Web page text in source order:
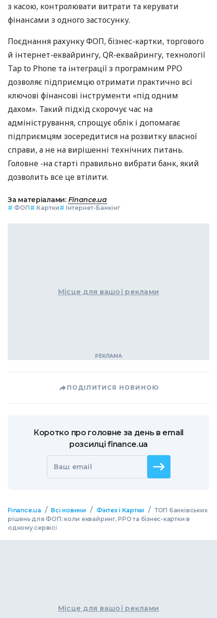
з касою, контролювати витрати та керувати
фінансами з одного застосунку.
Поєднання рахунку ФОП, бізнес-картки, торгового
й інтернет-еквайрингу, QR-еквайрингу, технології
Tap to Phone та інтеграції з програмним РРО
дозволяє підприємцю отримати практично всі
ключові фінансові інструменти «під одним
дахом». Такий підхід скорочує час на
адміністрування, спрощує облік і допомагає
підприємцям зосередитися на розвитку власної
справи, а не на вирішенні технічних питань.
Головне -на старті правильно вибрати банк, який
дозволить все це втілити.
За матеріалами: Finance.ua
# ФОП# Картки# Інтернет-Банкінг
Місце для вашої реклами
ПОДІЛИТИСЯ НОВИНОЮ
Коротко про головне за день в email
розсилці finance.ua
Ваш email
Finance.ua / Всі новини / Фінтех і Картки / ТОП банківських
рішень для ФОП: коли еквайринг, РРО та бізнес-картки в
одному сервісі
Місце для вашої реклами